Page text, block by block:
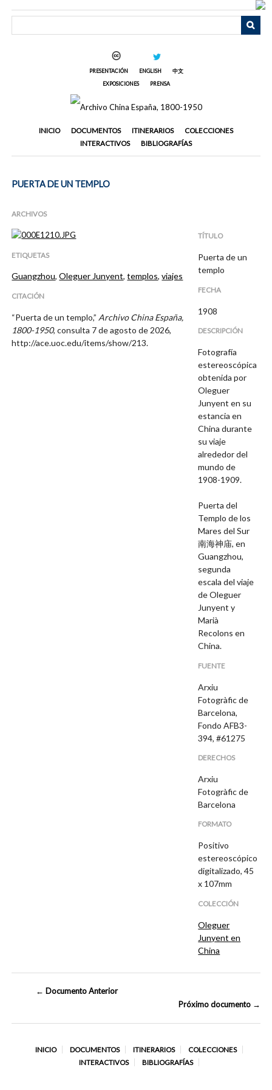
PRESENTACIÓN ENGLISH
中文
EXPOSICIONES
PRENSA
INICIO DOCUMENTOS ITINERARIOS
COLECCIONES
INTERACTIVOS
BIBLIOGRAFÍAS
PUERTA DE UN TEMPLO
ARCHIVOS
ETIQUETAS
Guangzhou,Oleguer Junyent,templos,viajes
CITACIÓN
“Puerta de un templo,” Archivo China España,
1800-1950, consulta 7 de agosto de 2026,
http://ace.uoc.edu/items/show/213.
TÍTULO
Puerta de un
templo
FECHA
1908
DESCRIPCIÓN
Fotografía
estereoscópica
obtenida por
Oleguer
Junyent en su
estancia en
China durante
su viaje
alrededor del
mundo de
1908-1909.
Puerta del
Templo de los
Mares del Sur
南海神庙, en
Guangzhou,
segunda
escala del viaje
de Oleguer
Junyent y
Marià
Recolons en
China.
FUENTE
Arxiu
Fotogràfic de
Barcelona,
Fondo AFB3-
394, #61275
DERECHOS
Arxiu
Fotogràfic de
Barcelona
FORMATO
Positivo
estereoscópico
digitalizado, 45
x 107mm
COLECCIÓN
Oleguer
Junyent en
China
← Documento Anterior
Próximo documento →
INICIO DOCUMENTOS ITINERARIOS
COLECCIONES
INTERACTIVOS
BIBLIOGRAFÍAS